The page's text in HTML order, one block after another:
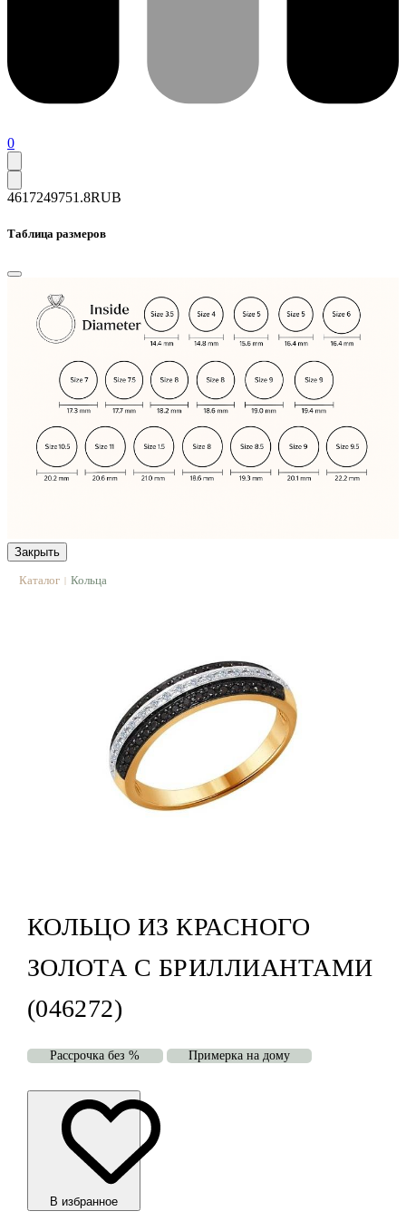
0
4617249751.8RUB
Таблица размеров
Закрыть
Каталог | Кольца
КОЛЬЦО ИЗ КРАСНОГО
ЗОЛОТА С БРИЛЛИАНТАМИ
(046272)
Рассрочка без % Примерка на дому
В избранноe